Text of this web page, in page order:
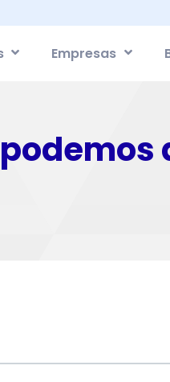
Empresas